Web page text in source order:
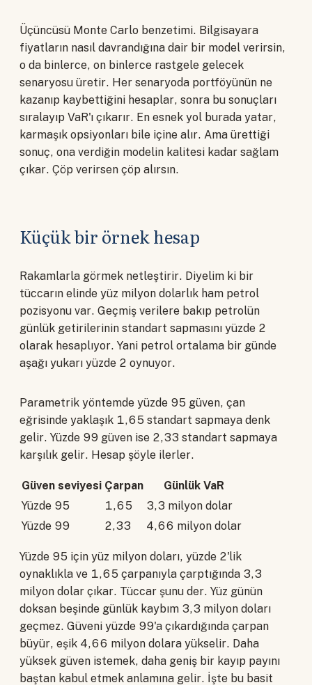
Üçüncüsü Monte Carlo benzetimi. Bilgisayara
fiyatların nasıl davrandığına dair bir model verirsin,
o da binlerce, on binlerce rastgele gelecek
senaryosu üretir. Her senaryoda portföyünün ne
kazanıp kaybettiğini hesaplar, sonra bu sonuçları
sıralayıp VaR'ı çıkarır. En esnek yol burada yatar,
karmaşık opsiyonları bile içine alır. Ama ürettiği
sonuç, ona verdiğin modelin kalitesi kadar sağlam
çıkar. Çöp verirsen çöp alırsın.
Küçük bir örnek hesap
Rakamlarla görmek netleştirir. Diyelim ki bir
tüccarın elinde yüz milyon dolarlık ham petrol
pozisyonu var. Geçmiş verilere bakıp petrolün
günlük getirilerinin standart sapmasını yüzde 2
olarak hesaplıyor. Yani petrol ortalama bir günde
aşağı yukarı yüzde 2 oynuyor.
Parametrik yöntemde yüzde 95 güven, çan
eğrisinde yaklaşık 1,65 standart sapmaya denk
gelir. Yüzde 99 güven ise 2,33 standart sapmaya
karşılık gelir. Hesap şöyle ilerler.
Güven seviyesi Çarpan
Günlük VaR
Yüzde 95
1,65
3,3 milyon dolar
Yüzde 99
2,33 4,66 milyon dolar
Yüzde 95 için yüz milyon doları, yüzde 2'lik
oynaklıkla ve 1,65 çarpanıyla çarptığında 3,3
milyon dolar çıkar. Tüccar şunu der. Yüz günün
doksan beşinde günlük kaybım 3,3 milyon doları
geçmez. Güveni yüzde 99'a çıkardığında çarpan
büyür, eşik 4,66 milyon dolara yükselir. Daha
yüksek güven istemek, daha geniş bir kayıp payını
baştan kabul etmek anlamına gelir. İşte bu basit